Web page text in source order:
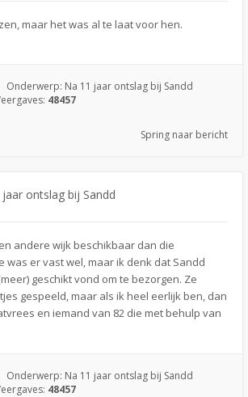
maar het was al te laat voor hen.
Onderwerp: Na 11 jaar ontslag bij Sandd
48457
Spring naar bericht
jaar ontslag bij Sandd
andere wijk beschikbaar dan die
was er vast wel, maar ik denk dat Sandd
geschikt vond om te bezorgen. Ze
gespeeld, maar als ik heel eerlijk ben, dan
en iemand van 82 die met behulp van
Onderwerp: Na 11 jaar ontslag bij Sandd
48457